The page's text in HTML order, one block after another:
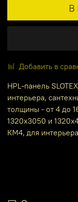
В
Добавить в
HPL-панель
интерьера,
толщины - от 4 до
1320х3050 и
КМ4, для